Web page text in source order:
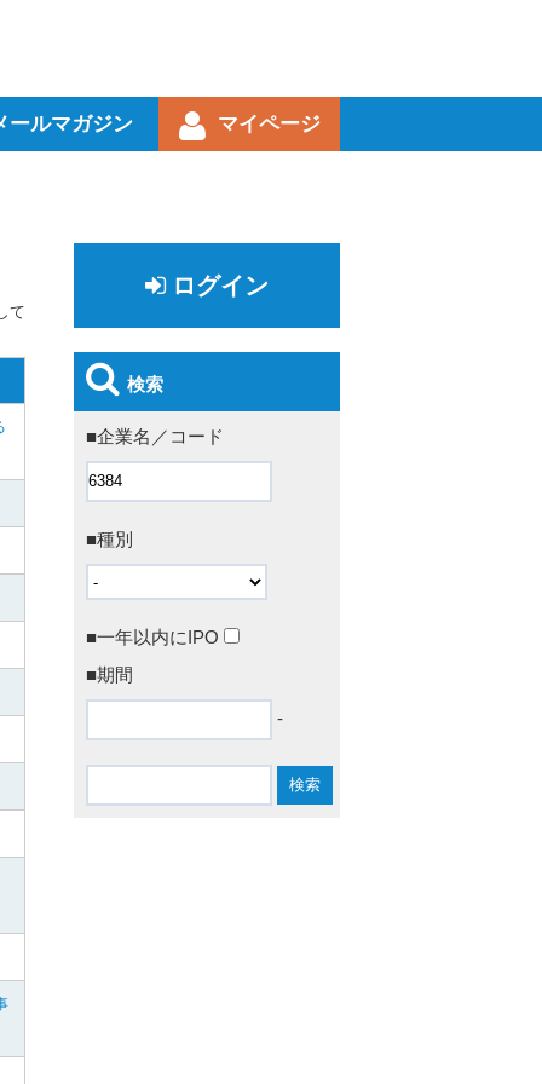
ールマガジン マイページ
て
ログイン
検索
■企業名／コード
■種別
■一年以内にIPO
■期間
-